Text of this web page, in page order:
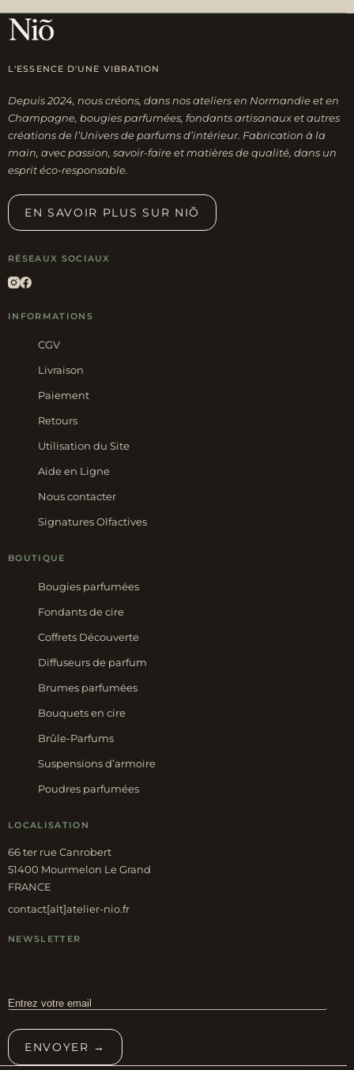
L'ESSENCE D'UNE VIBRATION
Depuis 2024, nous créons, dans nos ateliers en Normandie et en
Champagne, bougies parfumées, fondants artisanaux et autres
créations de l’Univers de parfums d’intérieur. Fabrication à la
main, avec passion, savoir-faire et matières de qualité, dans un
esprit éco-responsable.
EN SAVOIR PLUS SUR NIÕ
RÉSEAUX SOCIAUX
INFORMATIONS
CGV
Livraison
Paiement
Retours
Utilisation du Site
Aide en Ligne
Nous contacter
Signatures Olfactives
BOUTIQUE
Bougies parfumées
Fondants de cire
Coffrets Découverte
Diffuseurs de parfum
Brumes parfumées
Bouquets en cire
Brûle-Parfums
Suspensions d’armoire
Poudres parfumées
LOCALISATION
66 ter rue Canrobert
51400 Mourmelon Le Grand
FRANCE
contact[alt]atelier-nio.fr
NEWSLETTER
ENVOYER →